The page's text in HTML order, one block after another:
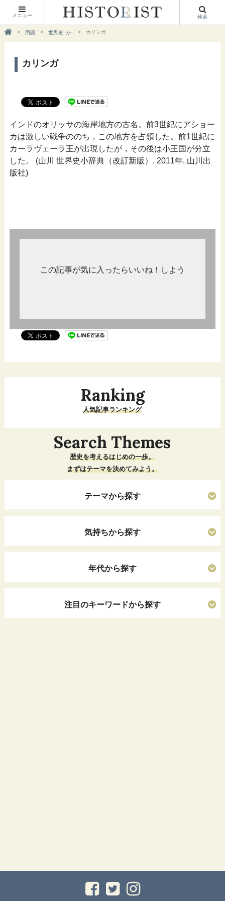
メニュー 検索
用語 世界史 -か- カリンガ
カリンガ
インドのオリッサの海岸地方の古名。前3世紀にアショー
カは激しい戦争ののち，この地方を占領した。前1世紀に
カーラヴェーラ王が出現したが，その後は小王国が分立
した。 (山川 世界史小辞典（改訂新版）, 2011年, 山川出
版社)
この記事が気に入ったらいいね！しよう
Ranking
人気記事ランキング
Search Themes
歴史を考えるはじめの一歩。
まずはテーマを決めてみよう。
テーマから探す
気持ちから探す
年代から探す
注目のキーワードから探す